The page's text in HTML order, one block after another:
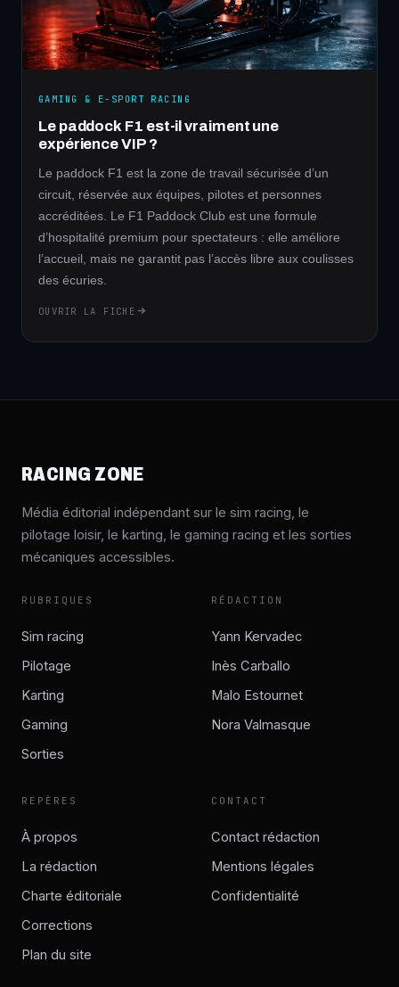
GAMING & E-SPORT RACING
Le paddock F1 est-il vraiment une
expérience VIP ?
Le paddock F1 est la zone de travail sécurisée d’un
circuit, réservée aux équipes, pilotes et personnes
accréditées. Le F1 Paddock Club est une formule
d’hospitalité premium pour spectateurs : elle améliore
l’accueil, mais ne garantit pas l’accès libre aux coulisses
des écuries.
OUVRIR LA FICHE
RACING ZONE
Média éditorial indépendant sur le sim racing, le
pilotage loisir, le karting, le gaming racing et les sorties
mécaniques accessibles.
RUBRIQUES
Sim racing
Pilotage
Karting
Gaming
Sorties
RÉDACTION
Yann Kervadec
Inès Carballo
Malo Estournet
Nora Valmasque
REPÈRES
À propos
La rédaction
Charte éditoriale
Corrections
Plan du site
CONTACT
Contact rédaction
Mentions légales
Confidentialité